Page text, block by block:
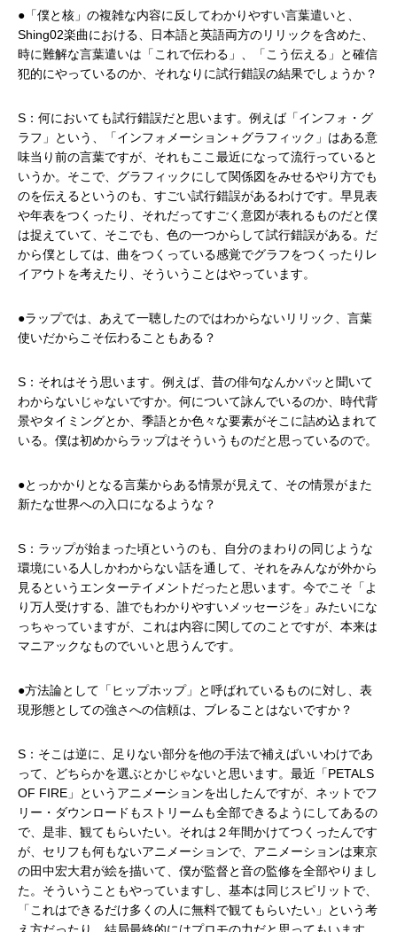
●「僕と核」の複雑な内容に反してわかりやすい言葉遣いと、
Shing02楽曲における、日本語と英語両方のリリックを含めた、
時に難解な言葉遣いは「これで伝わる」、「こう伝える」と確信
犯的にやっているのか、それなりに試行錯誤の結果でしょうか？
S：何においても試行錯誤だと思います。例えば「インフォ・グ
ラフ」という、「インフォメーション＋グラフィック」はある意
味当り前の言葉ですが、それもここ最近になって流行っていると
いうか。そこで、グラフィックにして関係図をみせるやり方でも
のを伝えるというのも、すごい試行錯誤があるわけです。早見表
や年表をつくったり、それだってすごく意図が表れるものだと僕
は捉えていて、そこでも、色の一つからして試行錯誤がある。だ
から僕としては、曲をつくっている感覚でグラフをつくったりレ
イアウトを考えたり、そういうことはやっています。
●ラップでは、あえて一聴したのではわからないリリック、言葉
使いだからこそ伝わることもある？
S：それはそう思います。例えば、昔の俳句なんかパッと聞いて
わからないじゃないですか。何について詠んでいるのか、時代背
景やタイミングとか、季語とか色々な要素がそこに詰め込まれて
いる。僕は初めからラップはそういうものだと思っているので。
●とっかかりとなる言葉からある情景が見えて、その情景がまた
新たな世界への入口になるような？
S：ラップが始まった頃というのも、自分のまわりの同じような
環境にいる人しかわからない話を通して、それをみんなが外から
見るというエンターテイメントだったと思います。今でこそ「よ
り万人受けする、誰でもわかりやすいメッセージを」みたいにな
っちゃっていますが、これは内容に関してのことですが、本来は
マニアックなものでいいと思うんです。
●方法論として「ヒップホップ」と呼ばれているものに対し、表
現形態としての強さへの信頼は、ブレることはないですか？
S：そこは逆に、足りない部分を他の手法で補えばいいわけであ
って、どちらかを選ぶとかじゃないと思います。最近「PETALS
OF FIRE」というアニメーションを出したんですが、ネットでフ
リー・ダウンロードもストリームも全部できるようにしてあるの
で、是非、観てもらいたい。それは２年間かけてつくったんです
が、セリフも何もないアニメーションで、アニメーションは東京
の田中宏大君が絵を描いて、僕が監督と音の監修を全部やりまし
た。そういうこともやっていますし、基本は同じスピリットで、
「これはできるだけ多くの人に無料で観てもらいたい」という考